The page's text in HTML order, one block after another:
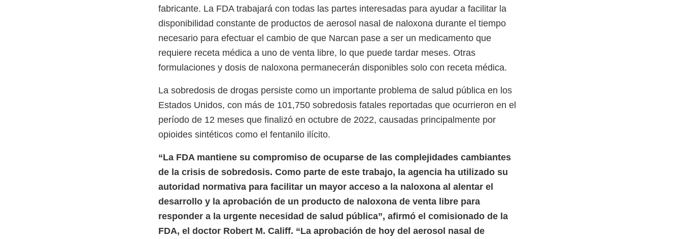
fabricante. La FDA trabajará con todas las partes interesadas para ayudar a facilitar la
disponibilidad constante de productos de aerosol nasal de naloxona durante el tiempo
necesario para efectuar el cambio de que Narcan pase a ser un medicamento que
requiere receta médica a uno de venta libre, lo que puede tardar meses. Otras
formulaciones y dosis de naloxona permanecerán disponibles solo con receta médica.
La sobredosis de drogas persiste como un importante problema de salud pública en los
Estados Unidos, con más de 101,750 sobredosis fatales reportadas que ocurrieron en el
período de 12 meses que finalizó en octubre de 2022, causadas principalmente por
opioides sintéticos como el fentanilo ilícito.
“La FDA mantiene su compromiso de ocuparse de las complejidades cambiantes
de la crisis de sobredosis. Como parte de este trabajo, la agencia ha utilizado su
autoridad normativa para facilitar un mayor acceso a la naloxona al alentar el
desarrollo y la aprobación de un producto de naloxona de venta libre para
responder a la urgente necesidad de salud pública”, afirmó el comisionado de la
FDA, el doctor Robert M. Califf. “La aprobación de hoy del aerosol nasal de